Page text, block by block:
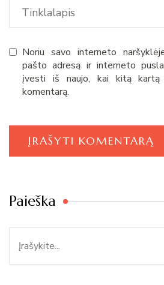
Noriu savo interneto
pašto adresą ir interneto
įvesti iš naujo, kai kitą kartą
komentarą.
Paieška